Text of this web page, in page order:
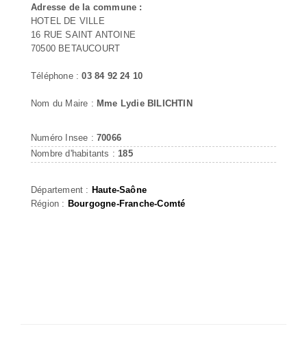
Adresse de la commune :
HOTEL DE VILLE
16 RUE SAINT ANTOINE
70500 BETAUCOURT
Téléphone :03 84 92 24 10
Nom du Maire : Mme Lydie BILICHTIN
Numéro Insee : 70066
Nombre d'habitants : 185
Département : Haute-Saône
Région : Bourgogne-Franche-Comté